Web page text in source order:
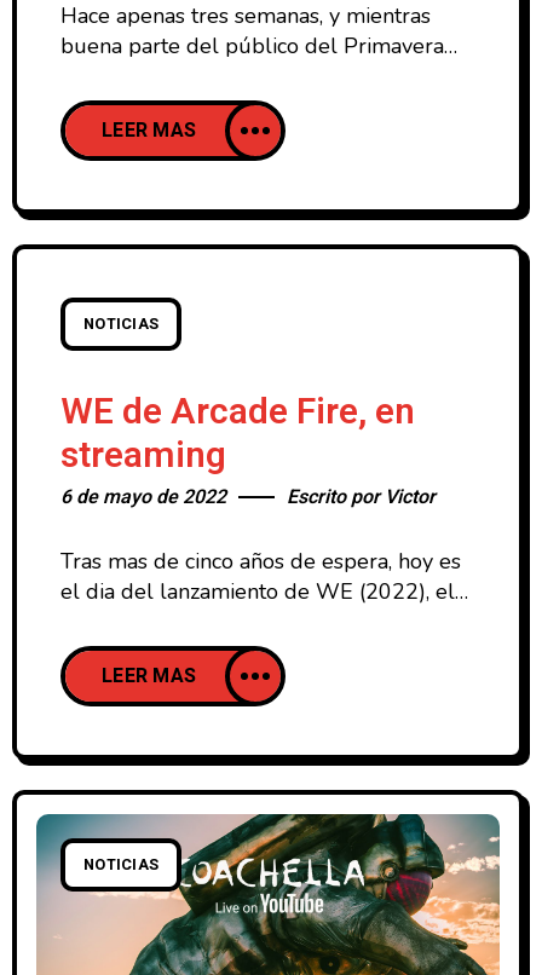
Hace apenas tres semanas, y mientras
buena parte del público del Primavera
principal para escuchar a Gorillaz, unos
miles de personas entre los que se
incluye un servidor decidieron instalarse
directo de los británicos IDLES. Y vaya si
acertamos, porque el suyo
LEER MAS
NOTICIAS
WE de Arcade Fire, en
streaming
6 de mayo de 2022 Escrito por Victor
Tras mas de cinco años de espera, hoy es
el dia del lanzamiento de WE (2022), el
Fire. El disco, que se ha grabado entre
Nueva Orleans, Texas y Maine, todavia
cuenta con Will Butler, que anunció su
mes.
LEER MAS
NOTICIAS